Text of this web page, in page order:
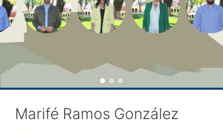
Marifé Ramos González